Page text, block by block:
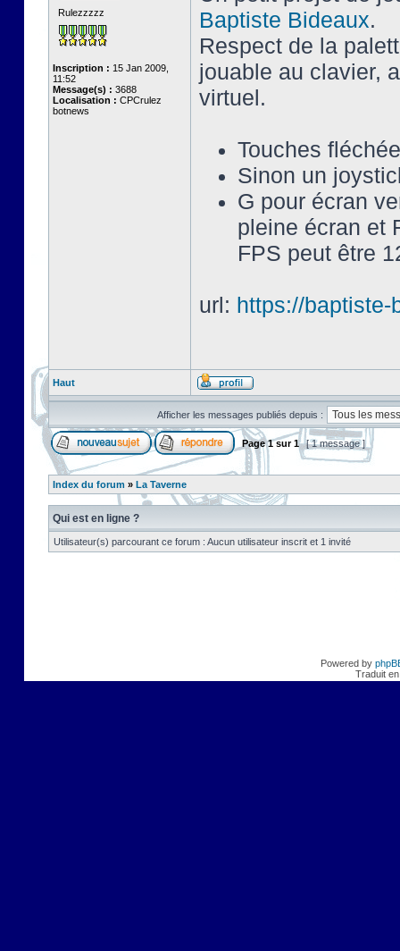
Rulezzzzz
Inscription : 15 Jan 2009,
11:52
Message(s) : 3688
Localisation : CPCrulez
botnews
Baptiste Bideaux.
Respect de la
jouable au clavier,
virtuel.
Touches
Sinon un
G pour écran
pleine écran et
FPS peut être
url: https://
Haut
Afficher les messages publiés depuis :
Page1sur1 [ 1 message ]
Index du forum » La Taverne
Qui est en ligne ?
Utilisateur(s) parcourant ce forum : Aucun utilisateur inscrit et 1 invité
Powered by
Traduit